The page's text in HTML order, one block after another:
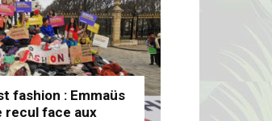
fashion : Emmaüs
recul face aux